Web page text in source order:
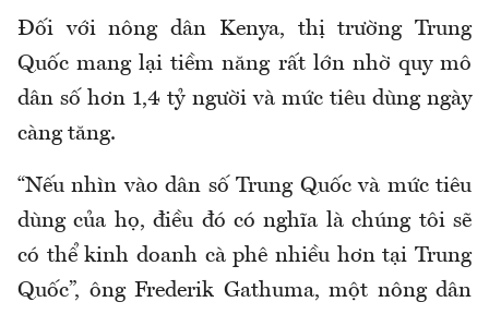
Đối với nông dân Kenya, thị trường Trung
Quốc mang lại tiềm năng rất lớn nhờ quy mô
dân số hơn 1,4 tỷ người và mức tiêu dùng ngày
càng tăng.
“Nếu nhìn vào dân số Trung Quốc và mức tiêu
dùng của họ, điều đó có nghĩa là chúng tôi sẽ
có thể kinh doanh cà phê nhiều hơn tại Trung
Quốc”, ông Frederik Gathuma, một nông dân